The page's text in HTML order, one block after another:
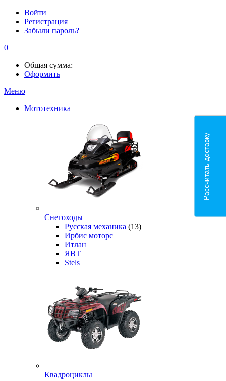
Войти
Регистрация
Забыли пароль?
0
Общая сумма:
Оформить
Меню
Мототехника
Снегоходы
Русская механика (13)
Ирбис моторс
Итлан
ЯВТ
Stels
Квадроциклы
Рассчитать доставку